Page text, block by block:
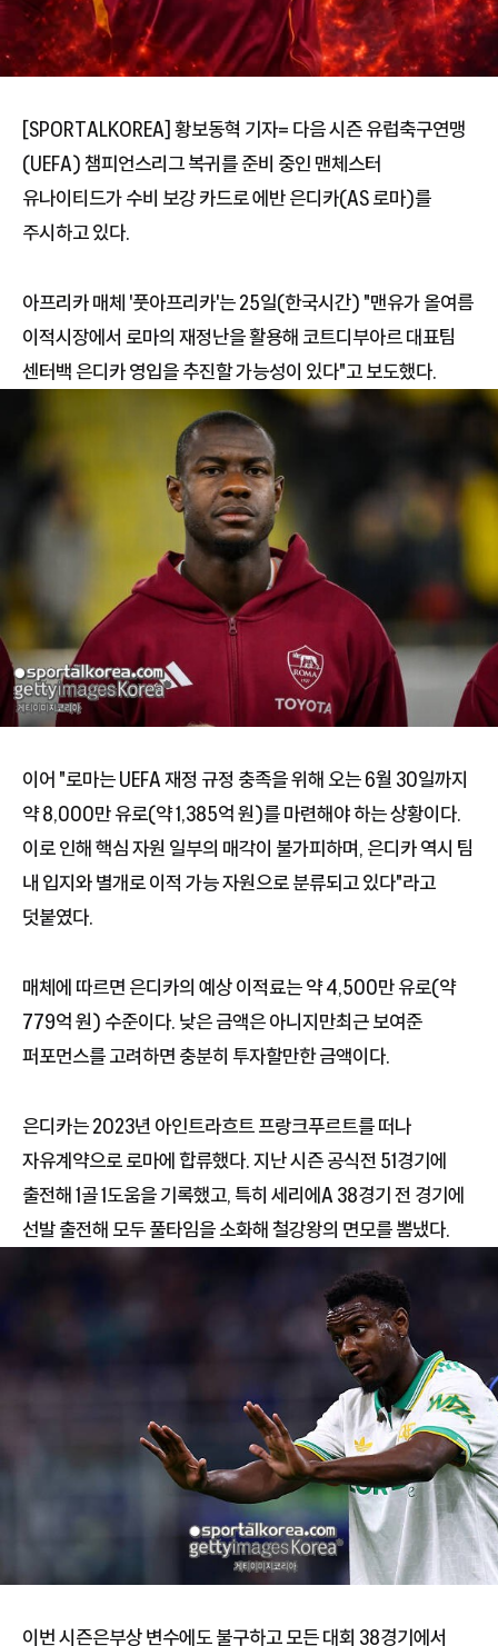
[SPORTALKOREA] 황보동혁 기자= 다음 시즌 유럽축구연맹
(UEFA) 챔피언스리그 복귀를 준비 중인 맨체스터
유나이티드가 수비 보강 카드로 에반 은디카(AS 로마)를
주시하고 있다.
아프리카 매체 '풋아프리카'는 25일(한국시간) "맨유가 올여름
이적시장에서 로마의 재정난을 활용해 코트디부아르 대표팀
센터백 은디카 영입을 추진할 가능성이 있다"고 보도했다.
이어 "로마는 UEFA 재정 규정 충족을 위해 오는 6월 30일까지
약 8,000만 유로(약 1,385억 원)를 마련해야 하는 상황이다.
이로 인해 핵심 자원 일부의 매각이 불가피하며, 은디카 역시 팀
내 입지와 별개로 이적 가능 자원으로 분류되고 있다"라고
덧붙였다.
매체에 따르면 은디카의 예상 이적료는 약 4,500만 유로(약
779억 원) 수준이다. 낮은 금액은 아니지만최근 보여준
퍼포먼스를 고려하면 충분히 투자할만한 금액이다.
은디카는 2023년 아인트라흐트 프랑크푸르트를 떠나
자유계약으로 로마에 합류했다. 지난 시즌 공식전 51경기에
출전해 1골 1도움을 기록했고, 특히 세리에A 38경기 전 경기에
선발 출전해 모두 풀타임을 소화해 철강왕의 면모를 뽐냈다.
이번 시즌은부상 변수에도 불구하고 모든 대회 38경기에서